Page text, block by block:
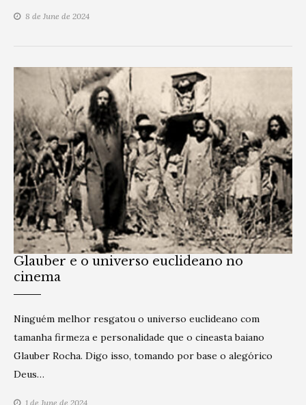
8 de June de 2024
Glauber e o universo euclideano no
cinema
Ninguém melhor resgatou o universo euclideano com
tamanha firmeza e personalidade que o cineasta baiano
Glauber Rocha. Digo isso, tomando por base o alegórico
Deus…
1 de June de 2024